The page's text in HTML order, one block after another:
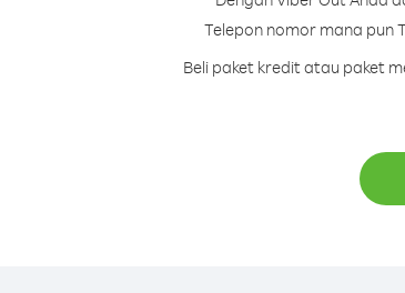
Telepon nomor mana pun
Beli paket kredit atau paket